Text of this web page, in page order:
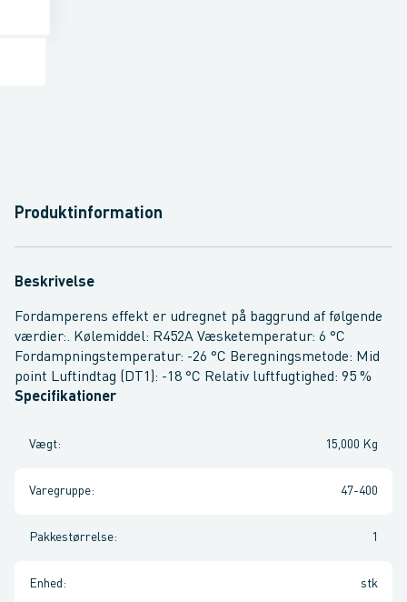
Produktinformation
Beskrivelse
Fordamperens effekt er udregnet på baggrund af følgende
værdier:. Kølemiddel: R452A Væsketemperatur: 6 °C
Fordampningstemperatur: -26 °C Beregningsmetode: Mid
point Luftindtag (DT1): -18 °C Relativ luftfugtighed: 95 %
Specifikationer
Vægt: 15,000 Kg
Varegruppe: 47-400
Pakkestørrelse: 1
Enhed : stk